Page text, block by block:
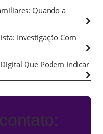
Quando a
Investigação Com
Que Podem Indicar